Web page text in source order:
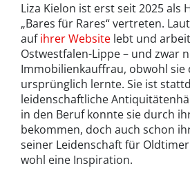
Liza Kielon ist erst seit 2025 als
„Bares für Rares“ vertreten.
aufihrer Website lebt und
Ostwestfalen-Lippe – und zwar
Immobilienkauffrau, obwohl sie
ursprünglich lernte. Sie ist
leidenschaftliche
in den Beruf konnte sie durch
bekommen, doch auch schon
seiner Leidenschaft für
wohl eine Inspiration.